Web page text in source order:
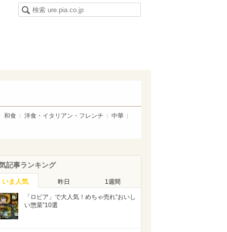
和食 洋食・イタリアン・フレンチ 中華
記事ランキング
いま人気 昨日 1週間
「ロピア」で大人気！めちゃ売れ“おいし
い惣菜”10選